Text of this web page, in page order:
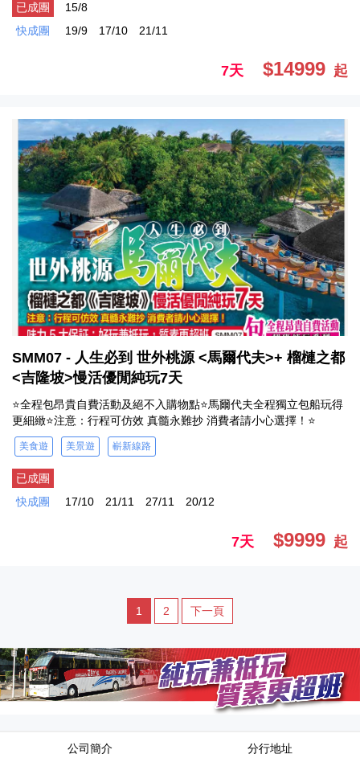
已成團
15/8
快成團
19/9 17/10 21/11
7天 $14999 起
SMM07 - 人生必到 世外桃源 <馬爾代夫>+ 榴槤之都
<吉隆坡>慢活優閒純玩7天
⭐全程包昂貴自費活動及絕不入購物點⭐馬爾代夫全程獨立包船玩得
更細緻⭐注意：行程可仿效 真髓永難抄 消費者請小心選擇！⭐
美食遊 美景遊 嶄新線路
已成團
快成團
17/10 21/11 27/11 20/12
7天 $9999 起
1 2 下一頁
公司簡介 分行地址